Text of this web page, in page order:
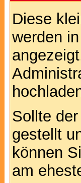
Diese
werden
Sollte
gestellt
können
am